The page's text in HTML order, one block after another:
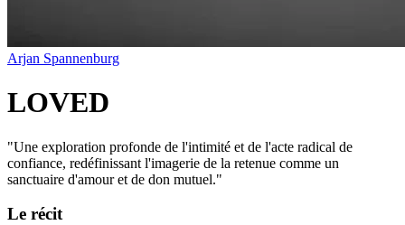
Arjan Spannenburg
LOVED
"Une exploration profonde de l'intimité et de l'acte radical de
confiance, redéfinissant l'imagerie de la retenue comme un
sanctuaire d'amour et de don mutuel."
Le récit